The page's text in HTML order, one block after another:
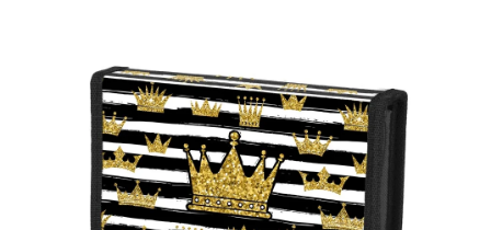
5
hvězdiček.